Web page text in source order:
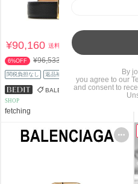
¥90,160送料込
6%OFF ¥96,533
関税負担なし 返品補償
BALENCIAGA
SHOP
fetching